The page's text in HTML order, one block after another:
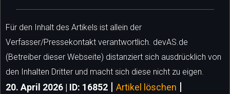
Für den Inhalt des Artikels ist allein der
Verfasser/Pressekontakt verantwortlich. devAS.de
(Betreiber dieser Webseite) distanziert sich ausdrücklich von
den Inhalten Dritter und macht sich diese nicht zu eigen.
20. April 2026 | ID: 16852 | Artikel löschen |